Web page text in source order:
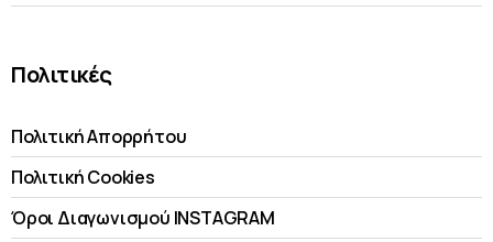
Πολιτικές
Πολιτική Απορρήτου
Πολιτική Cookies
Όροι Διαγωνισμού INSTAGRAM